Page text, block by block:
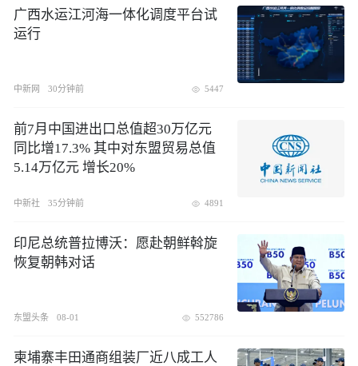
广西水运江河海一体化调度平台试
运行
中新网 30分钟前 5447
前7月中国进出口总值超30万亿元
同比增17.3% 其中对东盟贸易总值
5.14万亿元 增长20%
中新社 35分钟前 4891
印尼总统普拉博沃：愿赴朝鲜斡旋
恢复朝韩对话
东盟头条 08-01 552786
柬埔寨丰田通商组装厂近八成工人